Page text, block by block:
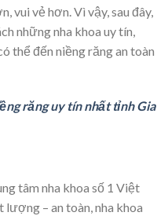
vui vẻ hơn. Vì vậy, sau đây,
những nha khoa uy tín,
thể đến niềng răng an toàn
răng uy tín nhất tỉnh Gia
tâm nha khoa số 1 Việt
– an toàn, nha khoa